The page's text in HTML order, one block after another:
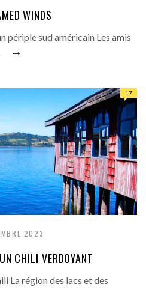
WINDS
périple sud américain Les amis
→
2023
17
CHILI VERDOYANT
La région des lacs et des